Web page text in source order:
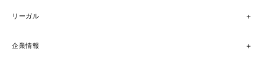
リーガル
企業情報